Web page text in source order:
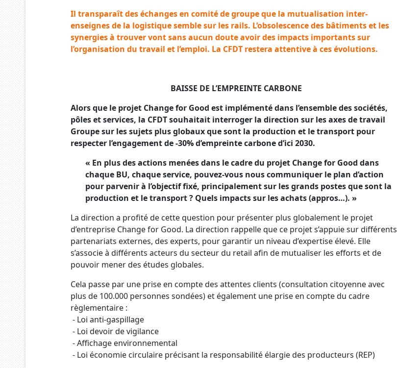
Il transparaît des échanges en comité de groupe que la mutualisation inter-
enseignes de la logistique semble sur les rails. L’obsolescence des bâtiments et les
synergies à trouver vont sans aucun doute avoir des impacts importants sur
l’organisation du travail et l’emploi. La CFDT restera attentive à ces évolutions.
BAISSE DE L’EMPREINTE CARBONE
Alors que le projet Change for Good est implémenté dans l’ensemble des sociétés,
pôles et services, la CFDT souhaitait interroger la direction sur les axes de travail
Groupe sur les sujets plus globaux que sont la production et le transport pour
respecter l’engagement de -30% d’empreinte carbone d’ici 2030.
« En plus des actions menées dans le cadre du projet Change for Good dans
chaque BU, chaque service, pouvez-vous nous communiquer le plan d’action
pour parvenir à l’objectif fixé, principalement sur les grands postes que sont la
production et le transport ? Quels impacts sur les achats (appros…). »
La direction a profité de cette question pour présenter plus globalement le projet
d’entreprise Change for Good. La direction rappelle que ce projet s’appuie sur différents
partenariats externes, des experts, pour garantir un niveau d’expertise élevé. Elle
s’associe à différents acteurs du secteur du retail afin de mutualiser les efforts et de
pouvoir mener des études globales.
Cela passe par une prise en compte des attentes clients (consultation citoyenne avec
plus de 100.000 personnes sondées) et également une prise en compte du cadre
règlementaire :
- Loi anti-gaspillage
- Loi devoir de vigilance
- Affichage environnemental
- Loi économie circulaire précisant la responsabilité élargie des producteurs (REP)